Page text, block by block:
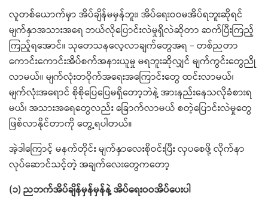
လူတစ်ယောက်မှာ အိပ်ချိန်မမှန်ဘူး၊ အိပ်ရေးဝဝမအိပ်ရဘူးဆိုရင်
မျက်နှာအသားအရေ ဘယ်လိုပြောင်းလဲမှုရှိလဲဆိုတာ ဆက်ပြီးကြည့်
ကြည့်ရအောင်။ သုတေသနလေ့လာချက်တွေအရ – တစ်ညတာ
ကောင်းကောင်းအိပ်စက်အနားယူမှု မရဘူးဆိုလျှင် မျက်ကွင်းတွေညို
လာမယ်။ မျက်လုံးတဝိုက်အရေးအကြောင်းတွေ ထင်းလာမယ်၊
မျက်လုံးအရောင် စိုစိုပြေပြေမရှိတော့ဘဲနဲ့ အားနည်းနေသလိုခံစားရ
မယ်၊ အသားအရေတွေလည်း ခြောက်လာမယ် စတဲ့ပြောင်းလဲမှုတွေ
ဖြစ်လာနိုင်တာကို တွေ့ရပါတယ်။
အဲ့ဒါကြောင့် မနက်တိုင်း မျက်နှာလေးစိုဝင်းပြီး လှပစေဖို့ လိုက်နာ
လုပ်ဆောင်သင့်တဲ့ အချက်လေးတွေကတော့
(၁) ညဘက်အိပ်ချိန်မှန်မှန်နဲ့ အိပ်ရေးဝဝအိပ်ပေးပါ